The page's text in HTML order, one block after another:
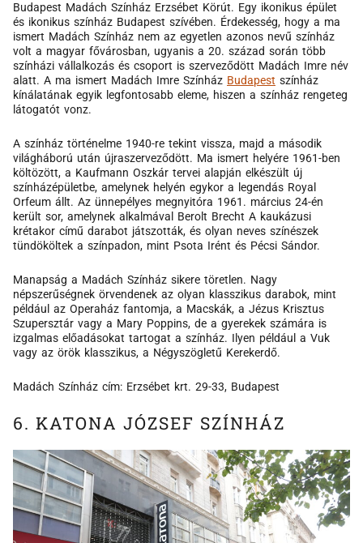
Budapest Madách Színház Erzsébet Körút. Egy ikonikus épület
és ikonikus színház Budapest szívében. Érdekesség, hogy a ma
ismert Madách Színház nem az egyetlen azonos nevű színház
volt a magyar fővárosban, ugyanis a 20. század során több
színházi vállalkozás és csoport is szerveződött Madách Imre név
alatt. A ma ismert Madách Imre Színház Budapest színház
kínálatának egyik legfontosabb eleme, hiszen a színház rengeteg
látogatót vonz.
A színház történelme 1940-re tekint vissza, majd a második
világháború után újraszerveződött. Ma ismert helyére 1961-ben
költözött, a Kaufmann Oszkár tervei alapján elkészült új
színházépületbe, amelynek helyén egykor a legendás Royal
Orfeum állt. Az ünnepélyes megnyitóra 1961. március 24-én
került sor, amelynek alkalmával Berolt Brecht A kaukázusi
krétakor című darabot játszották, és olyan neves színészek
tündököltek a színpadon, mint Psota Irént és Pécsi Sándor.
Manapság a Madách Színház sikere töretlen. Nagy
népszerűségnek örvendenek az olyan klasszikus darabok, mint
például az Operaház fantomja, a Macskák, a Jézus Krisztus
Szupersztár vagy a Mary Poppins, de a gyerekek számára is
izgalmas előadásokat tartogat a színház. Ilyen például a Vuk
vagy az örök klasszikus, a Négyszögletű Kerekerdő.
Madách Színház cím: Erzsébet krt. 29-33, Budapest
6. KATONA JÓZSEF SZÍNHÁZ